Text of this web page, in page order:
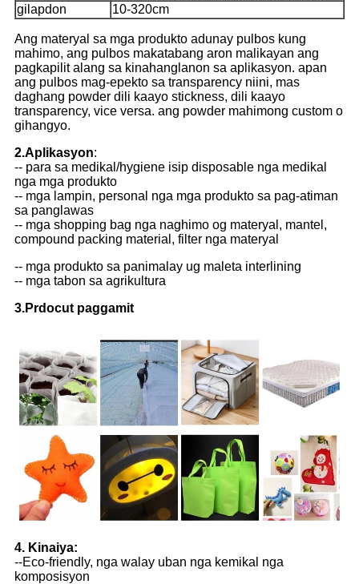
gilapdon
10-320cm
Ang materyal sa mga produkto adunay pulbos kung
mahimo, ang pulbos makatabang aron malikayan ang
pagkapilit alang sa kinahanglanon sa aplikasyon. apan
ang pulbos mag-epekto sa transparency niini, mas
daghang powder dili kaayo stickness, dili kaayo
transparency, vice versa. ang powder mahimong custom o
gihangyo.
2.Aplikasyon:
-- para sa medikal/hygiene isip disposable nga medikal
nga mga produkto
-- mga lampin, personal nga mga produkto sa pag-atiman
sa panglawas
-- mga shopping bag nga naghimo og materyal, mantel,
compound packing material, filter nga materyal
-- mga produkto sa panimalay ug maleta interlining
-- mga tabon sa agrikultura
3.Prdocut paggamit
4. Kinaiya:
--Eco-friendly, nga walay uban nga kemikal nga
komposisyon